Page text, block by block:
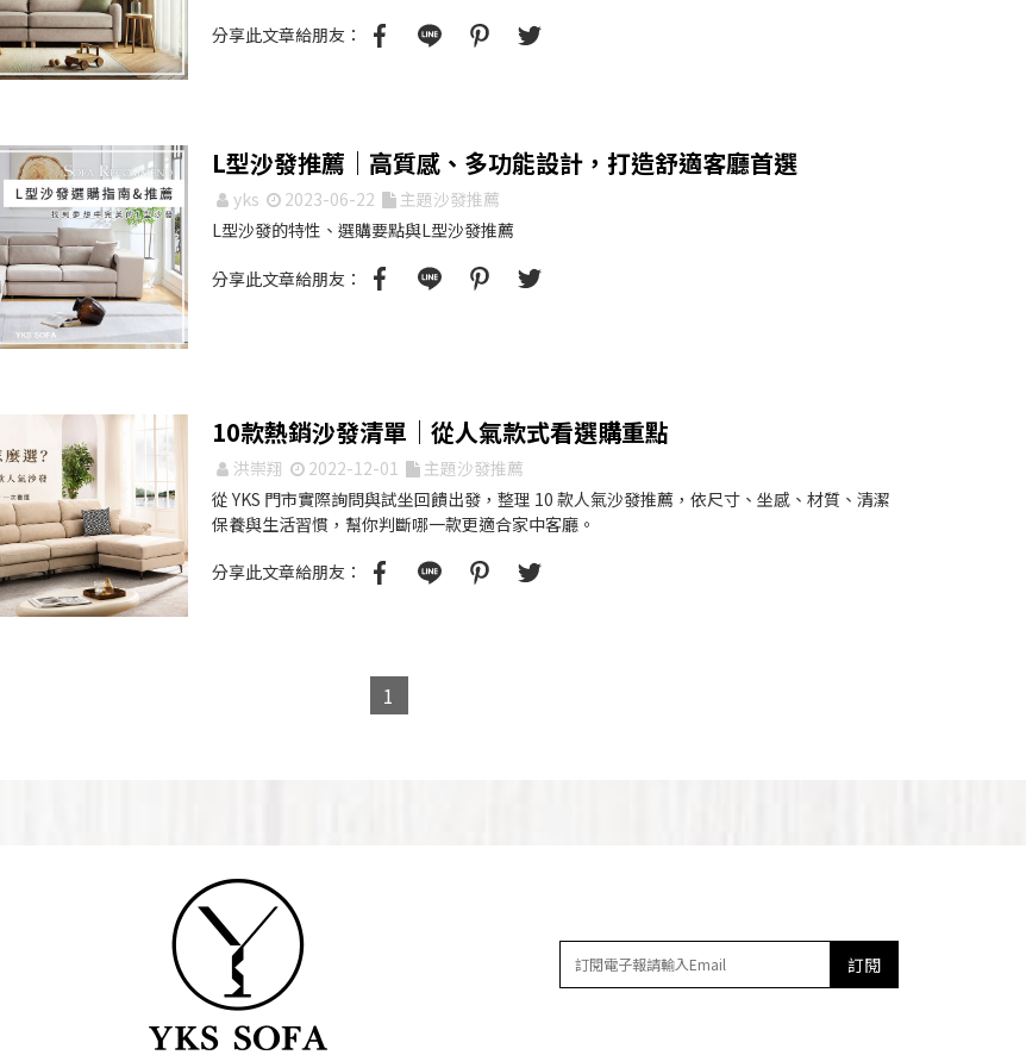
分享此文章給朋友：
L型沙發推薦｜高質感、多功能設計，打造舒適客廳首選
yks 2023-06-22
主題沙發推薦
L型沙發的特性、選購要點與L型沙發推薦
分享此文章給朋友：
10款熱銷沙發清單｜從人氣款式看選購重點
洪崇翔 2022-12-01
主題沙發推薦
從 YKS 門市實際詢問與試坐回饋出發，整理 10 款人氣沙發推薦，依尺寸、坐感、材質、清潔
保養與生活習慣，幫你判斷哪一款更適合家中客廳。
分享此文章給朋友：
1
訂閱